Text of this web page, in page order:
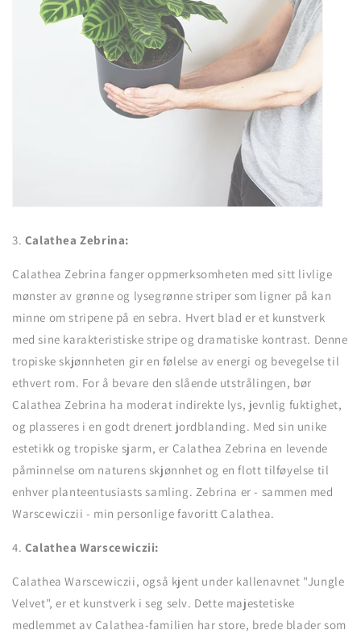
3. Calathea Zebrina:
Calathea Zebrina fanger oppmerksomheten med sitt livlige
mønster av grønne og lysegrønne striper som ligner på kan
minne om stripene på en sebra. Hvert blad er et kunstverk
med sine karakteristiske stripe og dramatiske kontrast. Denne
tropiske skjønnheten gir en følelse av energi og bevegelse til
ethvert rom. For å bevare den slående utstrålingen, bør
Calathea Zebrina ha moderat indirekte lys, jevnlig fuktighet,
og plasseres i en godt drenert jordblanding. Med sin unike
estetikk og tropiske sjarm, er Calathea Zebrina en levende
påminnelse om naturens skjønnhet og en flott tilføyelse til
enhver planteentusiasts samling. Zebrina er - sammen med
Warscewiczii - min personlige favoritt Calathea.
4. Calathea Warscewiczii:
Calathea Warscewiczii, også kjent under kallenavnet "Jungle
Velvet", er et kunstverk i seg selv. Dette majestetiske
medlemmet av Calathea-familien har store, brede blader som